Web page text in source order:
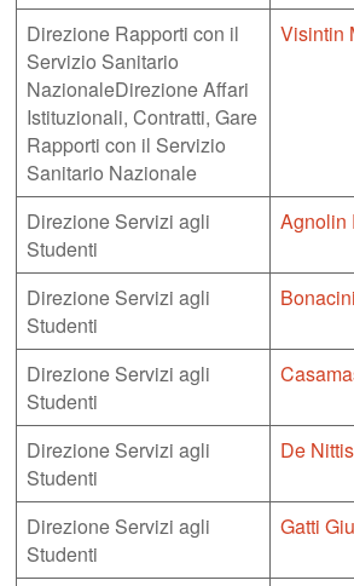
Direzione Rapporti con il
Servizio Sanitario
NazionaleDirezione Affari
Istituzionali, Contratti, Gare
Rapporti con il Servizio
Sanitario Nazionale
Visintin
Direzione Servizi agli
Studenti
Agnolin
Direzione Servizi agli
Studenti
Direzione Servizi agli
Studenti
Direzione Servizi agli
Studenti
De
Direzione Servizi agli
Studenti
Gatti